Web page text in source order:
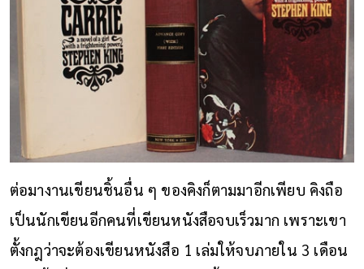
ต่อมางานเขียนชิ้นอื่น ๆ ของคิงก็ตามมาอีกเพียบ คิงถือ
เป็นนักเขียนอีกคนที่เขียนหนังสือจบเร็วมาก เพราะเขา
ตั้งกฎว่าจะต้องเขียนหนังสือ 1 เล่มให้จบภายใน 3 เดือน